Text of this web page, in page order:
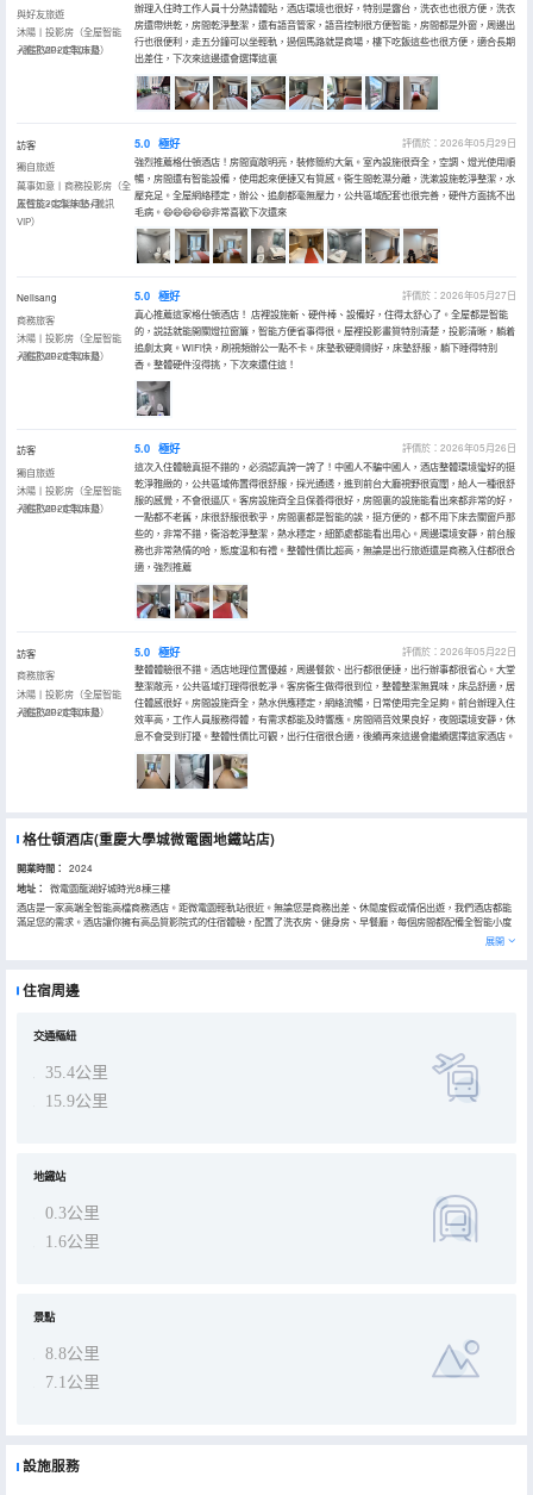
與好友旅遊
沐陽丨投影房（全屋智能
+騰訊VIP+定製床墊）
入住於2026年05月
辦理入住時工作人員十分熱請體貼，酒店環境也很好，特別是露台，洗衣也也很方便，洗衣
房還帶烘乾，房間乾淨整潔，還有語音管家，語音控制很方便智能，房間都是外窗，周邊出
行也很便利，走五分鐘可以坐輕軌，過個馬路就是商場，樓下吃飯這些也很方便，適合長期
出差住，下次來這邊還會選擇這裏
訪客
獨自旅遊
萬事如意丨商務投影房（全
屋智能+定製床墊+騰訊
VIP）
入住於2026年05月
5.0 極好
評價於：2026年05月29日
強烈推薦格仕頓酒店！房間寬敞明亮，裝修簡約大氣。室內設施很齊全，空調、燈光使用順
暢，房間還有智能設備，使用起來便捷又有質感。衞生間乾濕分離，洗漱設施乾淨整潔，水
壓充足。全屋網絡穩定，辦公、追劇都毫無壓力，公共區域配套也很完善，硬件方面挑不出
毛病。😄😄😄😄😄非常喜歡下次還來
Neilsang
商務旅客
沐陽丨投影房（全屋智能
+騰訊VIP+定製床墊）
入住於2026年05月
5.0 極好
評價於：2026年05月27日
真心推薦這家格仕頓酒店！ 店裡設施新、硬件棒、設備好，住得太舒心了。全屋都是智能
的，説話就能開關燈拉窗簾，智能方便省事得很。屋裡投影畫質特別清楚，投影清晰，躺着
追劇太爽。WiFi快，刷視頻辦公一點不卡。床墊軟硬剛剛好，床墊舒服，躺下睡得特別
香。整體硬件沒得挑，下次來還住這！
訪客
獨自旅遊
沐陽丨投影房（全屋智能
+騰訊VIP+定製床墊）
入住於2026年05月
5.0 極好
評價於：2026年05月26日
這次入住體驗真挺不錯的，必須認真誇一誇了！中國人不騙中國人，酒店整體環境蠻好的挺
乾淨雅緻的，公共區域佈置得很舒服，採光通透，進到前台大廳視野很寬闊，給人一種很舒
服的感覺，不會很逼仄。客房設施齊全且保養得很好，房間裏的設施能看出來都非常的好，
一點都不老舊，床很舒服很軟乎，房間裏都是智能的誒，挺方便的，都不用下床去關窗戶那
些的，非常不錯，衞浴乾淨整潔，熱水穩定，細節處都能看出用心。周邊環境安靜，前台服
務也非常熱情的哈，態度温和有禮。整體性價比超高，無論是出行旅遊還是商務入住都很合
適，強烈推薦
訪客
商務旅客
沐陽丨投影房（全屋智能
+騰訊VIP+定製床墊）
入住於2026年05月
5.0 極好
評價於：2026年05月22日
整體體驗很不錯。酒店地理位置優越，周邊餐飲、出行都很便捷，出行辦事都很省心。大堂
整潔敞亮，公共區域打理得很乾凈。客房衞生做得很到位，整體整潔無異味，床品舒適，居
住體感很好。房間設施齊全，熱水供應穩定，網絡流暢，日常使用完全足夠。前台辦理入住
效率高，工作人員服務得體，有需求都能及時響應。房間隔音效果良好，夜間環境安靜，休
息不會受到打擾。整體性價比可觀，出行住宿很合適，後續再來這邊會繼續選擇這家酒店。
格仕頓酒店(重慶大學城微電園地鐵站店)
開業時間： 2024
地址：
微電園龍湖好城時光8棟三樓
酒店是一家高端全智能高檔商務酒店。距微電園輕軌站很近。無論您是商務出差、休閒度假或情侶出遊，我們酒店都能
滿足您的需求。酒店讓你擁有高品質影院式的住宿體驗，配置了洗衣房、健身房、早餐廳，每個房間都配備全智能小度
語音控制系統，全智能馬桶、電動窗簾及智能鏡，配備100寸投影屏幕，影視VIP，獨立的影視系統，海量影片，環繞立
展開
住宿周邊
交通樞紐
35.4公里
15.9公里
地鐵站
0.3公里
1.6公里
景點
8.8公里
7.1公里
設施服務